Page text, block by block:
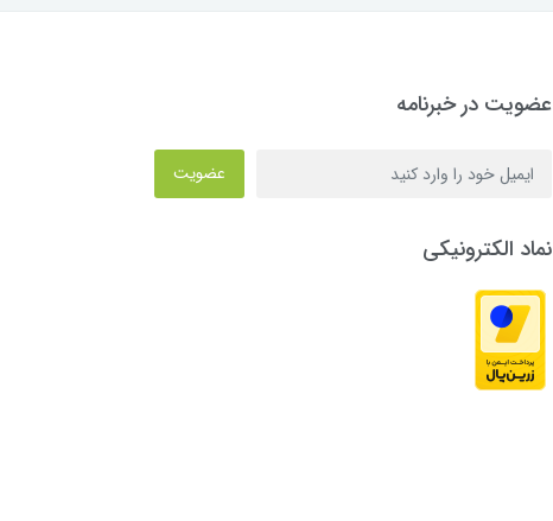
عضویت در خبرنامه
عضویت
نماد الکترونیکی